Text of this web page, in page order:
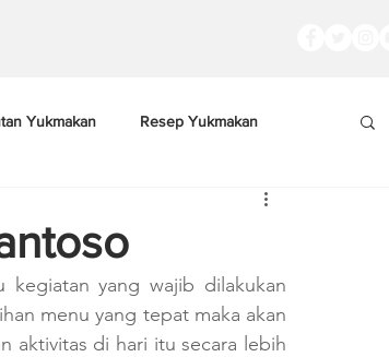
Yukmakan Resep Yukmakan
kegiatan yang wajib dilakukan
menu yang tepat maka akan
aktivitas di hari itu secara lebih